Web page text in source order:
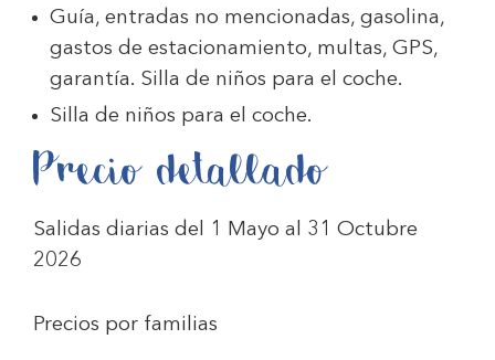
Guía, entradas no mencionadas, gasolina,
gastos de estacionamiento, multas, GPS,
garantía. Silla de niños para el coche.
Silla de niños para el coche.
Precio detallado
Salidas diarias del 1 Mayo al 31 Octubre
2026
Precios por familias